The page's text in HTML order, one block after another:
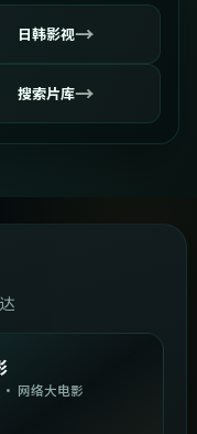
日韩影视→
搜索片库→
· 网络大电影